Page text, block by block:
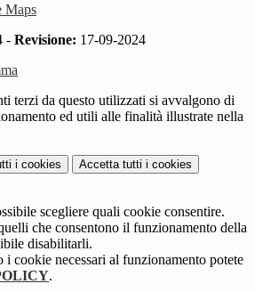
Maps
- Revisione: 17-09-2024
terzi da questo utilizzati si avvalgono di
ed utili alle finalità illustrate nella
i cookies Accetta tutti i cookies
scegliere quali cookie consentire.
che consentono il funzionamento della
disabilitarli.
i cookie necessari al funzionamento potete
.